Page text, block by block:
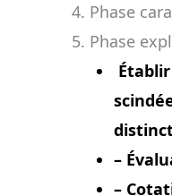
Phase
Phase
–
–